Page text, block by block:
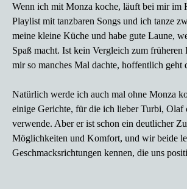
Wenn ich mit Monza koche, läuft bei mir im
Playlist mit tanzbaren Songs und ich tanze
meine kleine Küche und habe gute Laune,
Spaß macht. Ist kein Vergleich zum
mir so manches Mal dachte, hoffentlich geht
Natürlich werde ich auch mal ohne Monza
einige Gerichte, für die ich lieber Turbi, Olaf
verwende. Aber er ist schon ein deutlicher
Möglichkeiten und Komfort, und wir beide
Geschmacksrichtungen kennen, die uns